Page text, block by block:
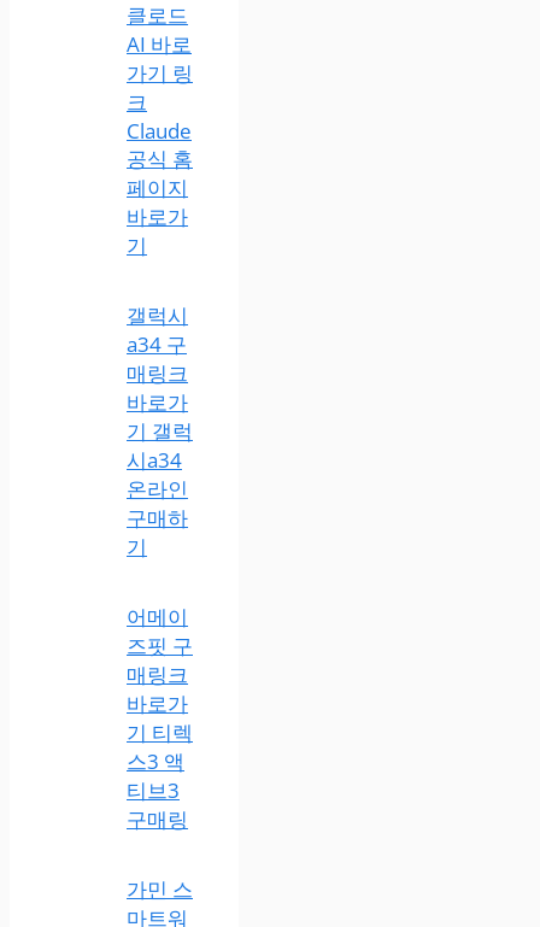
클로드
AI 바로
가기 링
크
Claude
공식 홈
페이지
바로가
기
갤럭시
a34 구
매링크
바로가
기 갤럭
시a34
온라인
구매하
기
어메이
즈핏 구
매링크
바로가
기 티렉
스3 액
티브3
구매링
가민 스
마트워